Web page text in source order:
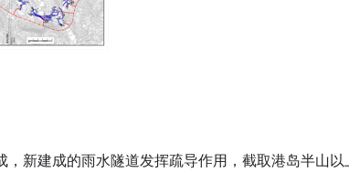
新建成的雨水隧道发挥疏导作用，截取港岛半山